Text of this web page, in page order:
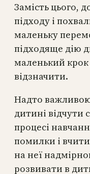
Замість цього,
підходу і
маленьку
підходяще дію
маленький крок
відзначити.
Надто
дитині відчути
процесі
помилки і
на неї
розвивати в